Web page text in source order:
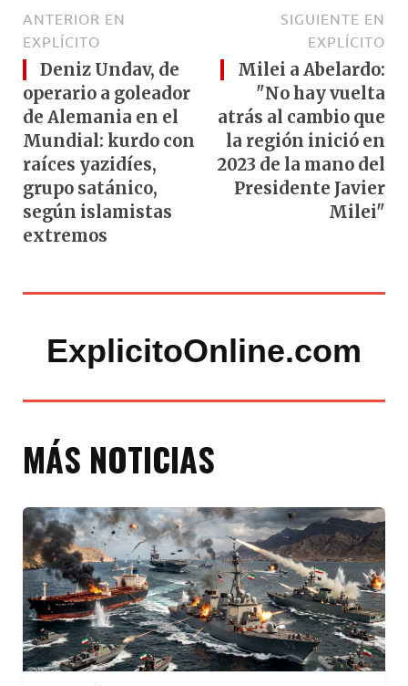
ANTERIOR EN
EXPLÍCITO
Deniz Undav, de
operario a goleador
de Alemania en el
Mundial: kurdo con
raíces yazidíes,
grupo satánico,
según islamistas
extremos
SIGUIENTE EN
EXPLÍCITO
Milei a Abelardo:
"No hay vuelta
atrás al cambio que
la región inició en
2023 de la mano del
Presidente Javier
Milei"
ExplicitoOnline.com
MÁS NOTICIAS